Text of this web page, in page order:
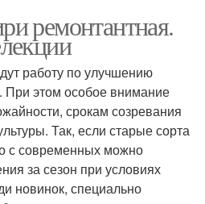
ремонтантная.
работу по улучшению
При этом особое внимание
срокам созревания
Так, если старые сорта
с современных можно
за сезон при условиях
новинок, специально